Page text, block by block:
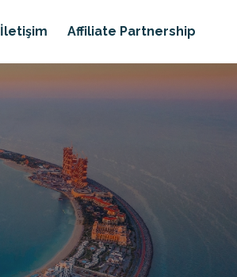
İletişim Affiliate Partnership